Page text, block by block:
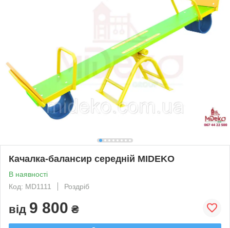
Качалка-балансир середній MIDEKO
В наявності
Код: MD1111
Роздріб
від 9 800 ₴